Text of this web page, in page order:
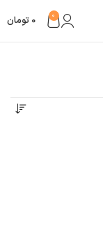
0
0 تومان